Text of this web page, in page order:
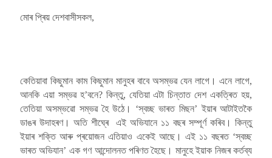
মোৰ প্ৰিয় দেশবাসীসকল,
কেতিয়াবা কিছুমান কাম কিছুমান মানুহৰ বাবে অসম্ভৱ যেন লাগে। এনে লাগে,
আনকি এয়া সম্ভৱ হ’বনে? কিন্তু, যেতিয়া এটা চিন্তাত দেশ একত্ৰিত হয়,
তেতিয়া অসম্ভৱো সম্ভৱ হৈ উঠে। ‘স্বচ্ছ ভাৰত মিছন’ ইয়াৰ আটাইতকৈ
ডাঙৰ উদাহৰণ। অতি শীঘ্ৰে এই অভিযানে ১১ বছৰ সম্পূৰ্ণ কৰিব। কিন্তু
ইয়াৰ শক্তি আৰু প্ৰয়োজন এতিয়াও একেই আছে। এই ১১ বছৰত ‘স্বচ্ছ
ভাৰত অভিযান’ এক গণ আন্দোলনত পৰিণত হৈছে। মানুহে ইয়াক নিজৰ কৰ্তব্য